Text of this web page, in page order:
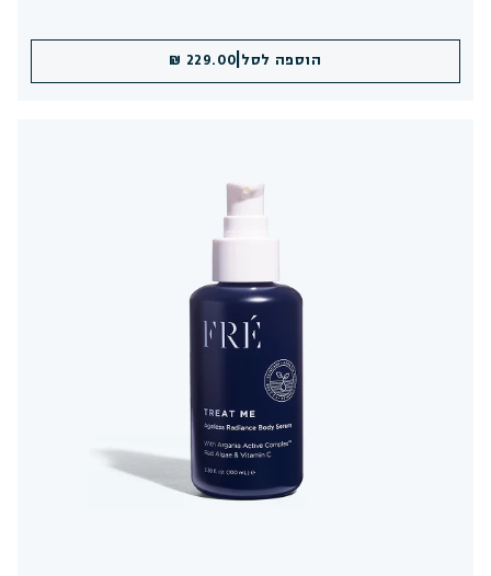
הוספה לסל 229.00 ₪